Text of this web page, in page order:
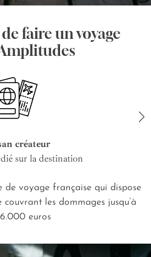
faire un voyage
créateur
sur la destination
de voyage française qui dispose
les dommages jusqu’à
euros